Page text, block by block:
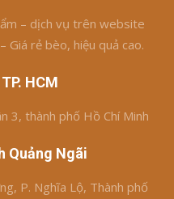
– dịch vụ trên website
Giá rẻ bèo, hiệu quả cao.
HCM
3, thành phố Hồ Chí Minh
Quảng Ngãi
P. Nghĩa Lộ, Thành phố